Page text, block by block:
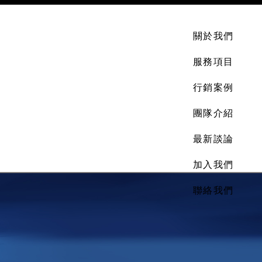
關於我們
服務項目
行銷案例
團隊介紹
最新談論
加入我們
聯絡我們